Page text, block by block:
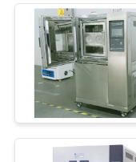
PABRIK
KONTROL
KUALITAS
HUBUNGI